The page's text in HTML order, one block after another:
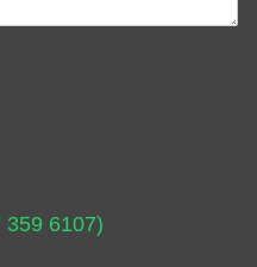
359 6107)